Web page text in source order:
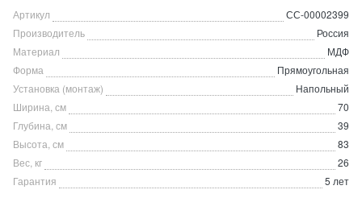
Артикул
СС-00002399
Производитель
Россия
Материал
МДФ
Форма
Прямоугольная
Установка (монтаж)
Напольный
Ширина, см
70
Глубина, см
39
Высота, см
83
Вес, кг
26
Гарантия
5 лет